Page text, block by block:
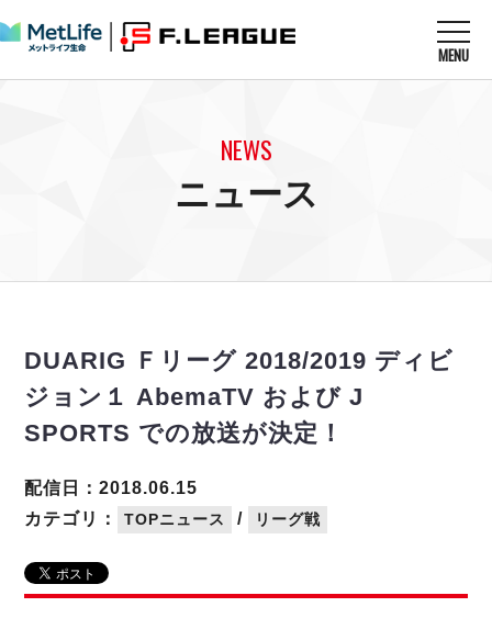
MENU
U-23選抜
メディア情報
フットサル日本代表
その他
戦績表
警告・退場・出場停止選手
個人ランキング｜ゴール
個人ランキング｜シュート
個人ランキング｜シュート成功率
個人ランキング｜第2PK
メットライフ生命Ｆ２リーグ
エスポラーダ北海道
バルドラール浦安
フウガドールすみだ
立川アスレティックFC
ペスカドーラ町田
ボアルース長野
アリーナ情報 ARENA
リーグ概要 ABOUT US
リーグ概要
過去の記録
NEWS
ニュース
DUARIG Ｆリーグ 2018/2019 ディビ
ジョン１ AbemaTV および J
SPORTS での放送が決定！
カテゴリ： TOPニュース / リーグ戦
配信日：2018.06.15